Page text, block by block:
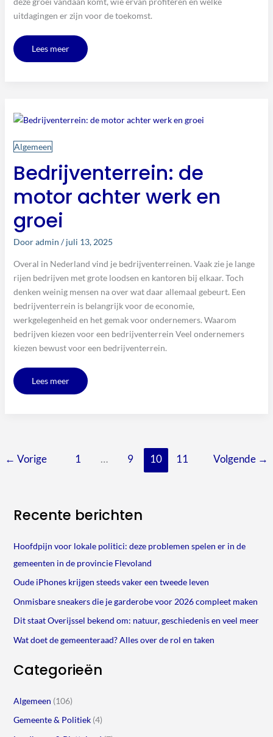
uitdagingen er zijn voor de toekomst.
Lees meer
Algemeen
Bedrijventerrein: de
motor achter werk en
groei
Dooradmin /juli 13, 2025
Overal in Nederland vind je bedrijventerreinen. Vaak zie je lange
rijen bedrijven met grote loodsen en kantoren bij elkaar. Toch
denken weinig mensen na over wat daar allemaal gebeurt. Een
bedrijventerrein is belangrijk voor de economie,
werkgelegenheid en het gemak voor ondernemers. Waarom
bedrijven kiezen voor een bedrijventerrein Veel ondernemers
kiezen bewust voor een bedrijventerrein.
motor
achter
en
groei
Lees meer
← Vorige 1 … 9 10 11 Volgende →
Recente berichten
Hoofdpijn voor lokale politici: deze problemen spelen er in de
gemeenten in de provincie Flevoland
Oude iPhones krijgen steeds vaker een tweede leven
Onmisbare sneakers die je garderobe voor 2026 compleet maken
Dit staat Overijssel bekend om: natuur, geschiedenis en veel meer
Wat doet de gemeenteraad? Alles over de rol en taken
Categorieën
Algemeen (106)
Gemeente & Politiek(4)